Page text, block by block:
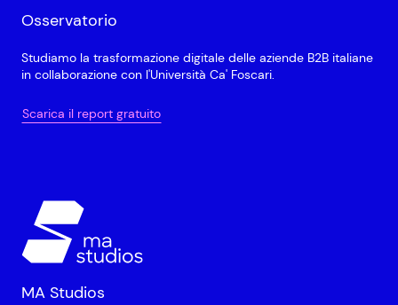
Osservatorio
Studiamo la trasformazione digitale delle aziende B2B italiane
in collaborazione con l'Università Ca' Foscari.
Scarica il report gratuito
MA Studios